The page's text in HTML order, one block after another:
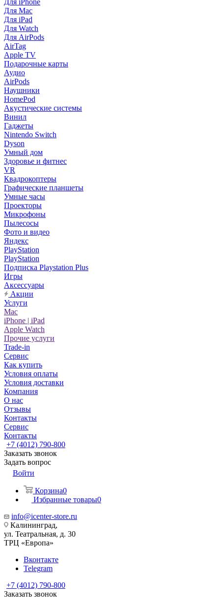
Для iPhone
Для Mac
Для iPad
Для Watch
Для AirPods
AirTag
Apple TV
Подарочные карты
Аудио
AirPods
Наушники
HomePod
Акустические системы
Винил
Гаджеты
Nintendo Switch
Dyson
Умный дом
Здоровье и фитнес
VR
Квадрокоптеры
Графические планшеты
Умные часы
Проекторы
Микрофоны
Пылесосы
Фото и видео
Яндекс
PlayStation
PlayStation
Подписка Playstation Plus
Игры
Аксессуары
Акции
Услуги
Mac
iPhone | iPad
Apple Watch
Прочие услуги
Trade-in
Сервис
Как купить
Условия оплаты
Условия доставки
Компания
О нас
Отзывы
Контакты
Сервис
Контакты
+7 (4012) 790-800
Заказать звонок
Задать вопрос
Войти
Корзина0
Избранные товары0
info@icenter-store.ru
Калининград,
ул. Театральная, д. 30
ТРЦ «Европа»
Вконтакте
Telegram
+7 (4012) 790-800
Заказать звонок